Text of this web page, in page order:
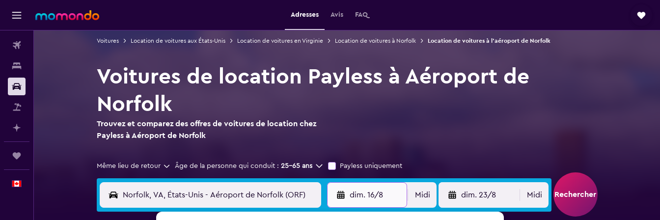
Adresses Avis FAQ
Voitures Location de voitures aux États-Unis Location de voitures en Virginie Location de voitures à Norfolk Location de voitures à l'aéroport de Norfolk
Voitures de location Payless à Aéroport de
Norfolk
Trouvez et comparez des offres de voitures de location chez
Payless à Aéroport de Norfolk
Même lieu de retour Âge de la personne qui conduit : 25-65 ans Payless uniquement
dim. 16/8 Midi dim. 23/8 Midi Rechercher